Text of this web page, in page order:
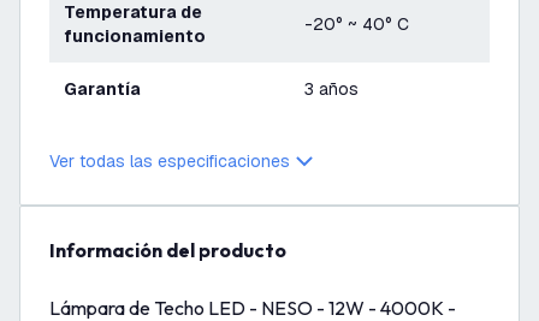
Temperatura de
funcionamiento
-20° ~ 40° C
Garantía 3 años
Ver todas las especificaciones
información del producto
Lámpara de Techo LED - NESO - 12W - 4000K -